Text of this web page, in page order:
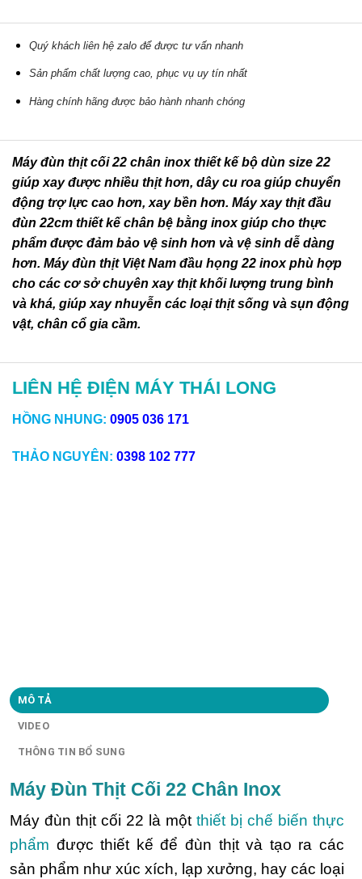
Quý khách liên hệ zalo để được tư vấn nhanh
Sản phẩm chất lượng cao, phục vụ uy tín nhất
Hàng chính hãng được bảo hành nhanh chóng
Máy đùn thịt cối 22 chân inox thiết kế bộ dùn size 22
giúp xay được nhiều thịt hơn, dây cu roa giúp chuyển
động trợ lực cao hơn, xay bền hơn. Máy xay thịt đầu
đùn 22cm thiết kế chân bệ bằng inox giúp cho thực
phẩm được đảm bảo vệ sinh hơn và vệ sinh dễ dàng
hơn. Máy đùn thịt Việt Nam đầu họng 22 inox phù hợp
cho các cơ sở chuyên xay thịt khối lượng trung bình
và khá, giúp xay nhuyễn các loại thịt sống và sụn động
vật, chân cổ gia cầm.
LIÊN HỆ ĐIỆN MÁY THÁI LONG
HỒNG NHUNG: 0905 036 171
THẢO NGUYÊN: 0398 102 777
MÔ TẢ
VIDEO
THÔNG TIN BỔ SUNG
Máy Đùn Thịt Cối 22 Chân Inox
Máy đùn thịt cối 22 là một thiết bị chế biến thực
phẩm được thiết kế để đùn thịt và tạo ra các
sản phẩm như xúc xích, lạp xưởng, hay các loại